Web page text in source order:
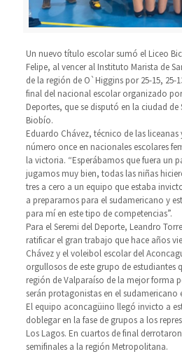
Un nuevo título escolar sumó el Liceo
Felipe, al vencer al Instituto Marista de
de la región de O`Higgins por 25-15, 25-
final del nacional escolar organizado
Deportes, que se disputó en la ciudad
Biobío.
Eduardo Chávez, técnico de las
número once en nacionales escolares
la victoria. “Esperábamos que fuera un
jugamos muy bien, todas las niñas
tres a cero a un equipo que estaba
a prepararnos para el sudamericano y
para mí en este tipo de competencias”.
Para el Seremi del Deporte, Leandro
ratificar el gran trabajo que hace años
Chávez y el voleibol escolar del
orgullosos de este grupo de estudiantes
región de Valparaíso de la mejor forma
serán protagonistas en el sudamericano
El equipo aconcagüino llegó invicto a
doblegar en la fase de grupos a los
Los Lagos. En cuartos de final
semifinales a la región Metropolitana.